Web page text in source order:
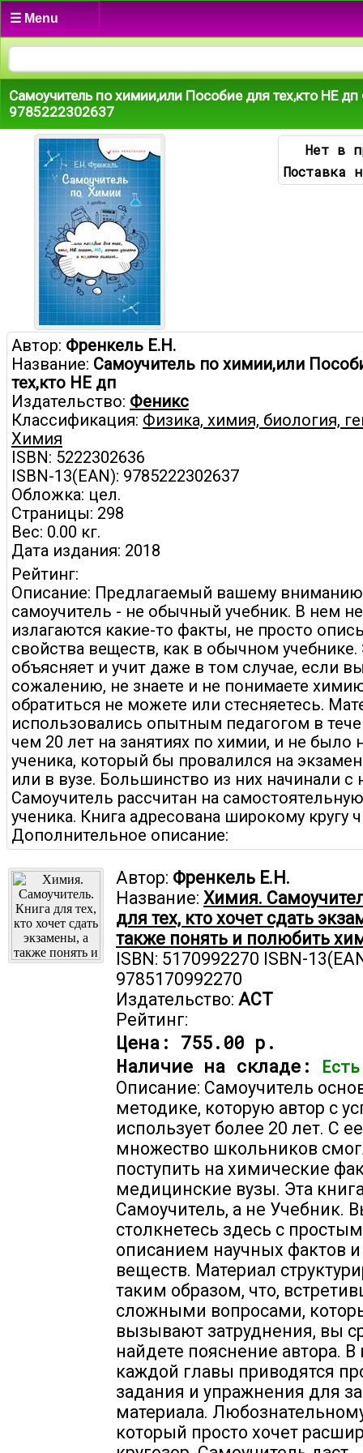
☰ Menu
Самоучитель по химии,или Пособие для тех,кто НЕ
9785222302637
Нет в
Поставка
Автор: Френкель Е.Н.
Название: Самоучитель по химии,или
тех,кто НЕ дп
Издательство: Феникс
Классификация: Физика, химия, биология,
Химия
ISBN: 5222302636
ISBN-13(EAN): 9785222302637
Обложка: цел.
Страницы: 298
Вес: 0.00 кг.
Дата издания: 2018
Рейтинг:
Описание: Предлагаемый вашему вниманию
самоучитель - не обычный учебник. В нем
излагаются какие-то факты, не просто
свойства веществ, как в обычном учебнике.
объясняет и учит даже в том случае, если
сожалению, не знаете и не понимаете
обратиться не можете или стесняетесь.
использовались опытным педагогом в
чем 20 лет на занятиях по химии, и не было
ученика, который бы провалился на
или в вузе. Большинство из них начинали с
Самоучитель рассчитан на
ученика. Книга адресована широкому кругу
Дополнительное описание:
Автор: Френкель Е.Н.
Название: Химия.
для тех, кто хочет сдать
также понять и полюбить
ISBN: 5170992270 ISBN-
9785170992270
Издательство: АСТ
Рейтинг:
Цена: 755.00 р.
Наличие на складе:
Описание: Самоучитель
методике, которую автор с
использует более 20 лет. С
множество школьников
поступить на химические
медицинские вузы. Эта
Самоучитель, а не Учебник.
столкнетесь здесь с простым
описанием научных фактов и
веществ. Материал
таким образом, что,
сложными вопросами,
вызывают затруднения, вы
найдете пояснение автора. В
каждой главы приводятся
задания и упражнения для
материала.
который просто хочет